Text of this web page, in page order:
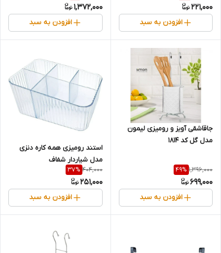
221,000
افزودن به سبد
1,372,000
افزودن به سبد
جاقاشقی آویز و رومیزی لیمون
مدل گل کد 1814
1,396,000
49%
699,000
افزودن به سبد
استند رومیزی همه کاره دنزی
مدل شیاردار شفاف
404,000
37%
251,000
افزودن به سبد